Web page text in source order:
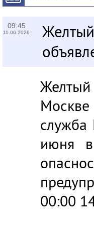
09:45
11.06.2026
Желтый
служба
июня в
00:00